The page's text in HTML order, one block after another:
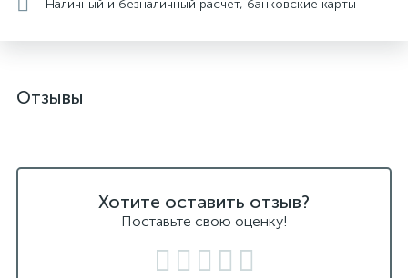
Наличный и безналичный расчет, банковские карты
Отзывы
Хотите оставить отзыв?
Поставьте свою оценку!